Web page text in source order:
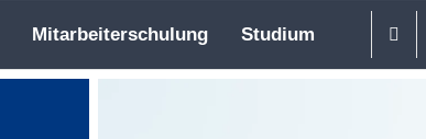
Mitarbeiterschulung Studium